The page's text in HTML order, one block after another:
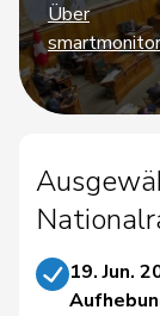
Über
smartmonitor
19. Jun.